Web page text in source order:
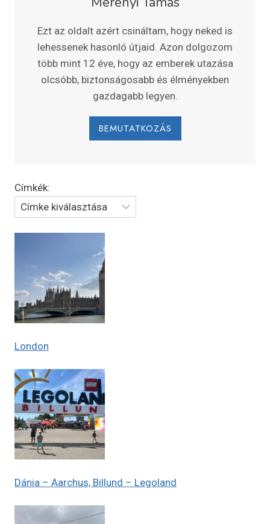
Ezt az oldalt azért csináltam, hogy neked is
lehessenek hasonló útjaid. Azon dolgozom
több mint 12 éve, hogy az emberek utazása
olcsóbb, biztonságosabb és élményekben
gazdagabb legyen.
BEMUTATKOZÁS
Címkék:
London
Dánia – Aarchus, Billund – Legoland